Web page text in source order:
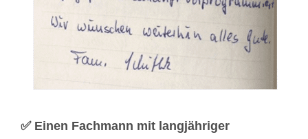
✅ Einen Fachmann mit langjähriger